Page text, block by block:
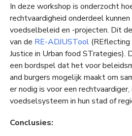
In deze workshop is onderzocht
rechtvaardigheid onderdeel kunnen
voedselbeleid en -projecten. Dit
van de RE-ADJUSTool (REflecting
Justice in Urban food STrategies).
een bordspel dat het voor
and burgers mogelijk maakt om
er nodig is voor een
voedselsysteem in hun stad of
Conclusies: